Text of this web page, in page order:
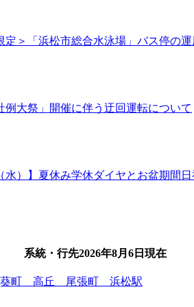
定＞「浜松市総合水泳場」バス停の
例大祭」開催に伴う迂回運転について
水）】夏休み学休ダイヤとお盆期間
系統・行先2026年8月6日 現在
葵町 高丘 尾張町 浜松駅